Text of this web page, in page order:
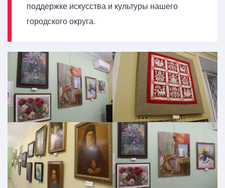
поддержке искусства и культуры нашего
городского округа.